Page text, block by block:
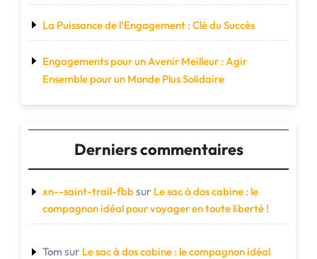
La Puissance de l’Engagement : Clé du Succès
Engagements pour un Avenir Meilleur : Agir
Ensemble pour un Monde Plus Solidaire
Derniers commentaires
xn--saint-trail-fbbsur Le sac à dos cabine : le
compagnon idéal pour voyager en toute liberté !
Tom sur Le sac à dos cabine : le compagnon idéal